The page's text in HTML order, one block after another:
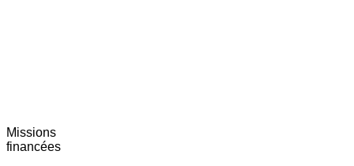
Missions
financées